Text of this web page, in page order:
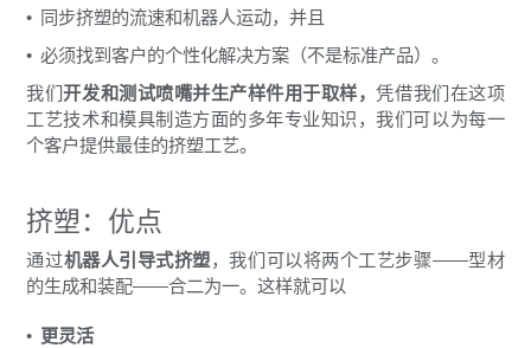
同步挤塑的流速和机器人运动，并且
必须找到客户的个性化解决方案（不是标准产品）。
我们开发和测试喷嘴并生产样件用于取样，凭借我们在这项
工艺技术和模具制造方面的多年专业知识，我们可以为每一
个客户提供最佳的挤塑工艺。
挤塑：优点
通过机器人引导式挤塑，我们可以将两个工艺步骤——型材
的生成和装配——合二为一。这样就可以
更灵活